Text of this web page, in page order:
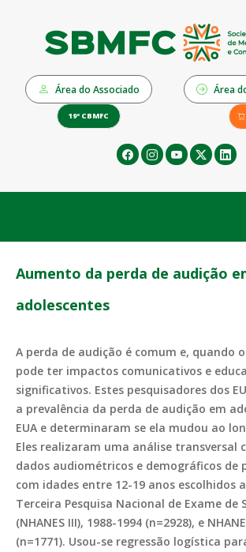
Área do Associado Área
19º CBMFC
Aumento da perda de audição
adolescentes
A perda de audição é comum e, quando
pode ter impactos comunicativos e
significativos. Estes pesquisadores dos
a prevalência da perda de audição em
EUA e determinaram se ela mudou ao
Eles realizaram uma análise transversal
dados audiométricos e demográficos de
com idades entre 12-19 anos escolhidos
Terceira Pesquisa Nacional de Exame de
(NHANES III), 1988-1994 (n=2928), e
(n=1771). Usou-se regressão logística